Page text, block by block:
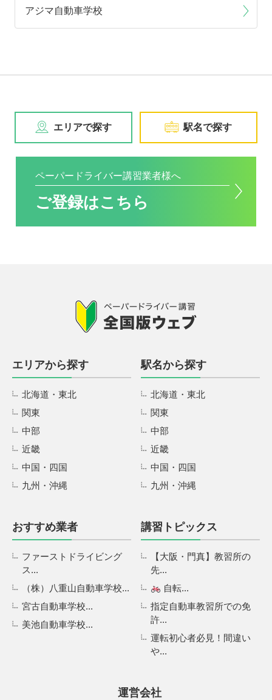
アジマ自動車学校
エリアで探す 駅名で探す
ペーパードライバー講習業者様へ
ご登録はこちら
エリアから探す
北海道・東北
関東
中部
近畿
中国・四国
九州・沖縄
駅名から探す
北海道・東北
関東
中部
近畿
中国・四国
九州・沖縄
おすすめ業者
ファーストドライビング
ス...
（株）八重山自動車学校...
宮古自動車学校...
美池自動車学校...
講習トピックス
【大阪・門真】教習所の
先...
自転...
指定自動車教習所での免
許...
運転初心者必見！間違い
や...
運営会社